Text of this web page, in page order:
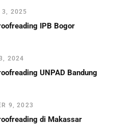
3, 2025
IPB Bogor
2024
UNPAD Bandung
9, 2023
di Makassar